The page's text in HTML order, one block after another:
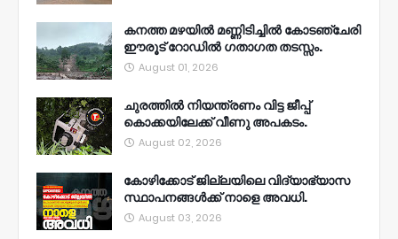
കനത്ത മഴയിൽ മണ്ണിടിച്ചിൽ കോടഞ്ചേരി
ഈരൂട് റോഡിൽ ഗതാഗത തടസ്സം.
August 01, 2026
ചുരത്തിൽ നിയന്ത്രണം വിട്ട ജീപ്പ്
കൊക്കയിലേക്ക് വീണു അപകടം.
August 02, 2026
കോഴിക്കോട് ജില്ലയിലെ വിദ്യാഭ്യാസ
സ്ഥാപനങ്ങൾക്ക് നാളെ അവധി.
August 03, 2026